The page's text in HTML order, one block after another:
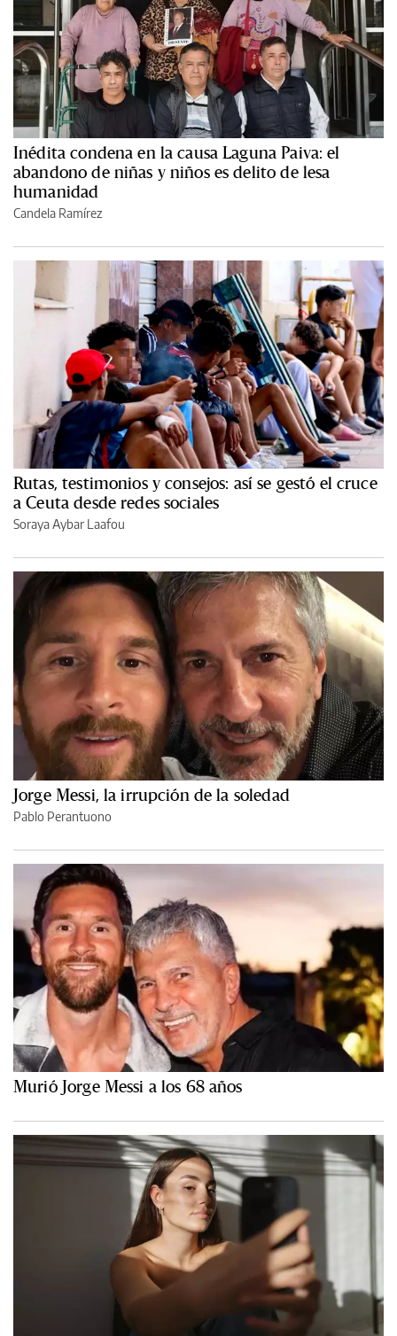
Inédita condena en la causa Laguna Paiva: el
abandono de niñas y niños es delito de lesa
humanidad
Candela Ramírez
Rutas, testimonios y consejos: así se gestó el cruce
a Ceuta desde redes sociales
Soraya Aybar Laafou
Jorge Messi, la irrupción de la soledad
Pablo Perantuono
Murió Jorge Messi a los 68 años